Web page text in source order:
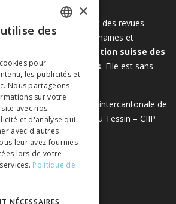
regroupant des livres et des revues
suisses de sciences humaines et
propriété de l'
Association suisse des
sociales et humaines. Elle est sans
de la Conférence intercantonale de
la Suisse romande et du Tessin – CIIP
ITALIAN
×
des
pour
les publicités et
Nous partageons
sur votre
avec nos
et d'analyse qui
avec d'autres
leur avez fournies
lors de votre
Politique de
NÉCESSAIRES